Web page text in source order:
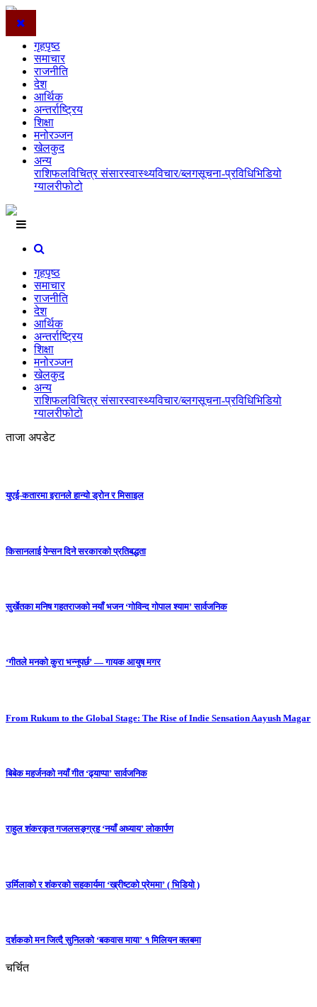
गृहपृष्ठ
समाचार
राजनीति
देश
आर्थिक
अन्तर्राष्ट्रिय
शिक्षा
मनोरञ्जन
खेलकुद
अन्य
राशिफलविचित्र संसारस्वास्थ्यविचार/ब्लगसूचना-प्रविधिभिडियो
ग्यालरीफोटो
गृहपृष्ठ
समाचार
राजनीति
देश
आर्थिक
अन्तर्राष्ट्रिय
शिक्षा
मनोरञ्जन
खेलकुद
अन्य
राशिफलविचित्र संसारस्वास्थ्यविचार/ब्लगसूचना-प्रविधिभिडियो
ग्यालरीफोटो
ताजा अपडेट
युएई-कतारमा इरानले हान्यो ड्रोन र मिसाइल
किसानलाई पेन्सन दिने सरकारको प्रतिबद्धता
सुर्खेतका मनिष गहतराजको नयाँ भजन ‘गोविन्द गोपाल श्याम’ सार्वजनिक
‘गीतले मनको कुरा भन्नुपर्छ’ — गायक आयुष मगर
From Rukum to the Global Stage: The Rise of Indie Sensation Aayush Magar
बिबेक महर्जनको नयाँ गीत ‘ढ्याप्पा’ सार्वजनिक
राहुल शंकरकृत गजलसङ्ग्रह ‘नयाँ अध्याय’ लोकार्पण
उर्मिलाको र शंकरको सहकार्यमा ‘ख्रीष्टको प्रेममा’ ( भिडियो )
दर्शकको मन जित्दै सुनिलको ‘बकवास माया’ १ मिलियन क्लबमा
चर्चित